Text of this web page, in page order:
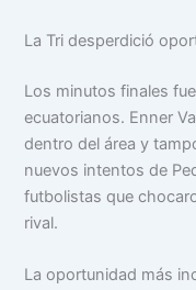
La Tri desperdició
Los minutos finales
ecuatorianos. Enner
dentro del área y
nuevos intentos de
futbolistas que
rival.
La oportunidad más